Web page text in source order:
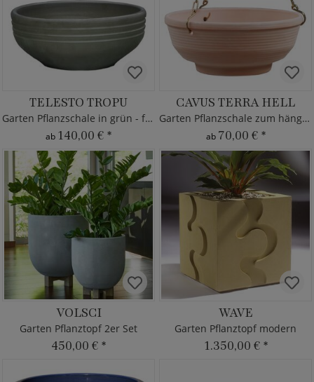
TELESTO TROPU
Garten Pflanzschale in grün - frostsicher
ab 140,00 € *
CAVUS TERRA HELL
Garten Pflanzschale zum hängen
ab 70,00 € *
VOLSCI
Garten Pflanztopf 2er Set
450,00 € *
WAVE
Garten Pflanztopf modern
1.350,00 € *